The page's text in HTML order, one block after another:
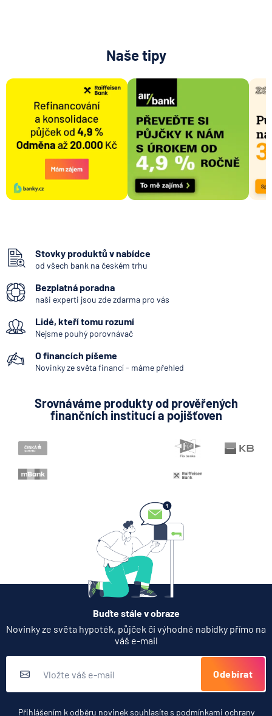
Naše tipy
Stovky produktů v nabídce
od všech bank na českém trhu
Bezplatná poradna
naši experti jsou zde zdarma pro vás
Lidé, kteří tomu rozumí
Nejsme pouhý porovnávač
O financích píšeme
Novinky ze světa financí - máme přehled
Srovnáváme produkty od prověřených
finančních institucí a pojišťoven
Buďte stále v obraze
Novinky ze světa hypoték, půjček či výhodné nabídky přímo na
váš e-mail
Odebírat
Přihlášením k odběru novinek souhlasíte s podmínkami ochrany